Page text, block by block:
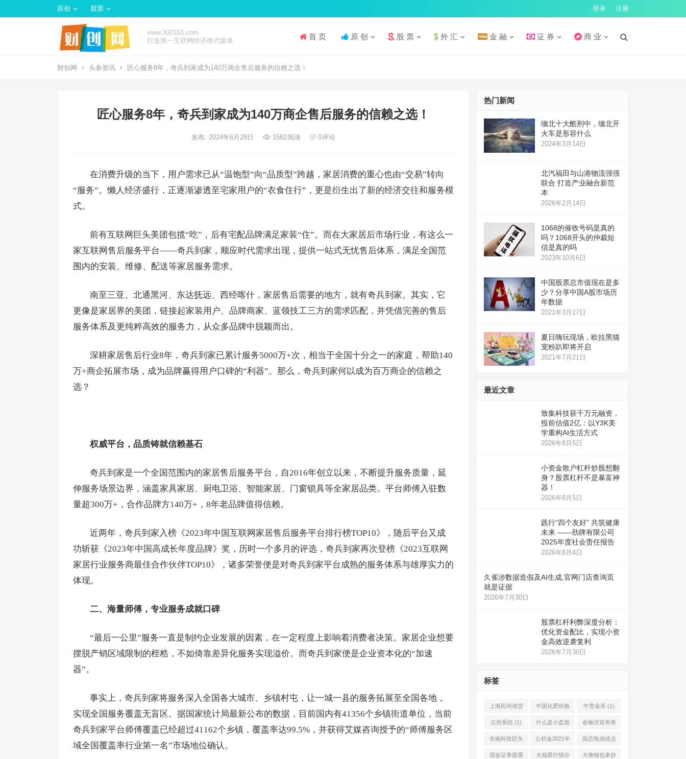
原创 股票 登录 注册
www.300163.com
打造第一互联网经济模式媒体
首 页 原 创 股 票 外 汇 金 融 证 券 商 业
财创网 头条资讯 匠心服务8年，奇兵到家成为140万商企售后服务的信赖之选！
匠心服务8年，奇兵到家成为140万商企售后服务的信赖之选！
发布: 2024年6月28日 1582阅读 0评论
在消费升级的当下，用户需求已从“温饱型”向“品质型”跨越，家居消费的重心也由“交易”转向
“服务”。懒人经济盛行，正逐渐渗透至宅家用户的“衣食住行”，更是衍生出了新的经济交往和服务模
式。
前有互联网巨头美团包揽“吃”，后有宅配品牌满足家装“住”。而在大家居后市场行业，有这么一
家互联网售后服务平台——奇兵到家，顺应时代需求出现，提供一站式无忧售后体系，满足全国范
围内的安装、维修、配送等家居服务需求。
南至三亚、北通黑河、东达抚远、西经喀什，家居售后需要的地方，就有奇兵到家。其实，它
更像是家居界的美团，链接起家装用户、品牌商家、蓝领技工三方的需求匹配，并凭借完善的售后
服务体系及更纯粹高效的服务力，从众多品牌中脱颖而出。
深耕家居售后行业8年，奇兵到家已累计服务5000万+次，相当于全国十分之一的家庭，帮助140
万+商企拓展市场，成为品牌赢得用户口碑的“利器”。那么，奇兵到家何以成为百万商企的信赖之
选？
权威平台，品质铸就信赖基石
奇兵到家是一个全国范围内的家居售后服务平台，自2016年创立以来，不断提升服务质量，延
伸服务场景边界，涵盖家具家居、厨电卫浴、智能家居、门窗锁具等全家居品类。平台师傅入驻数
量超300万+，合作品牌方140万+，8年老品牌值得信赖。
近两年，奇兵到家入榜《2023年中国互联网家居售后服务平台排行榜TOP10》，随后平台又成
功斩获《2023年中国高成长年度品牌》奖，历时一个多月的评选，奇兵到家再次登榜《2023互联网
家居行业服务商最佳合作伙伴TOP10》，诸多荣誉便是对奇兵到家平台成熟的服务体系与雄厚实力的
体现。
二、海量师傅，专业服务成就口碑
“最后一公里”服务一直是制约企业发展的因素，在一定程度上影响着消费者决策。家居企业想要
摆脱产销区域限制的桎梏，不如倚靠差异化服务实现溢价。而奇兵到家便是企业资本化的“加速
器”。
事实上，奇兵到家将服务深入全国各大城市、乡镇村屯，让一城一县的服务拓展至全国各地，
实现全国服务覆盖无盲区。据国家统计局最新公布的数据，目前国内有41356个乡镇街道单位，当前
奇兵到家平台师傅覆盖已经超过41162个乡镇，覆盖率达99.5%，并获得艾媒咨询授予的“师傅服务区
域全国覆盖率行业第一名”市场地位确认。
热门新闻
缅北十大酷刑中，缅北开
火车是形容什么
2024年3月14日
北汽福田与山港物流强强
联合 打造产业融合新范
本
2026年2月14日
1068的催收号码是真的
吗？1068开头的仲裁短
信是真的吗
2023年10月6日
中国股票总市值现在是多
少？分享中国A股市场历
年数据
2021年3月17日
夏日嗨玩现场，欧拉黑猫
宠粉趴即将开启
2021年7月21日
最近文章
致集科技获千万元融资，
投前估值2亿：以Y3K美
学重构AI生活方式
2026年8月5日
小资金散户杠杆炒股想翻
身？股票杠杆不是暴富神
器！
2026年8月5日
践行“四个友好” 共筑健康
未来 ——劲牌有限公司
2025年度社会责任报告
2026年8月4日
久雀涉数据造假及AI生成,官网门店查询页
就是证据
2026年7月30日
股票杠杆利弊深度分析：
优化资金配比，实现小资
金高效逆袭复利
2026年7月30日
标签
上海民间借贷
公司(1)
中国化肥价格
网(1)
中贵金库 (1)
云控系统 (1) 什么是小盘股
(2)
俞敏洪宣布将
退休(1)
全能科技巨头
(1)
公积金2021年
起不允许提取
固态电池优点
(1)
国金证券股票 大福星行情分 大馋猫也来炒